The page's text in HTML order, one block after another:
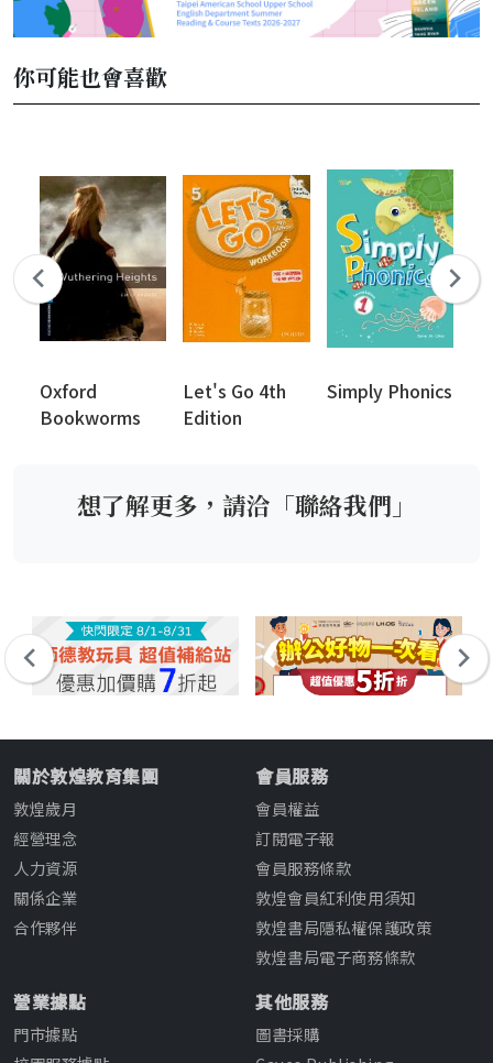
你可能也會喜歡
Oxford
Bookworms
Let's Go 4th
Edition
Simply Phonics
想了解更多，請洽「聯絡我們」
關於敦煌教育集團
敦煌歲月
經營理念
人力資源
關係企業
合作夥伴
會員服務
會員權益
訂閱電子報
會員服務條款
敦煌會員紅利使用須知
敦煌書局隱私權保護政策
敦煌書局電子商務條款
營業據點
門市據點
其他服務
圖書採購